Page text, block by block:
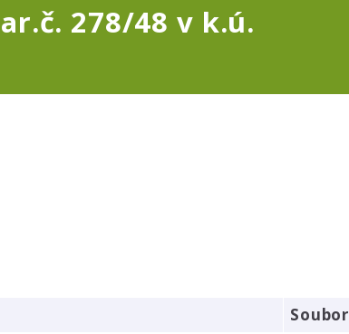
278/48 v k.ú.
Soubor